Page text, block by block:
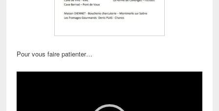
Pour vous faire patienter…